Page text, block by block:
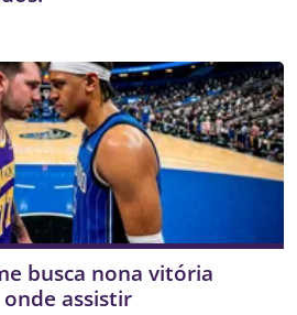
busca nona vitória
assistir